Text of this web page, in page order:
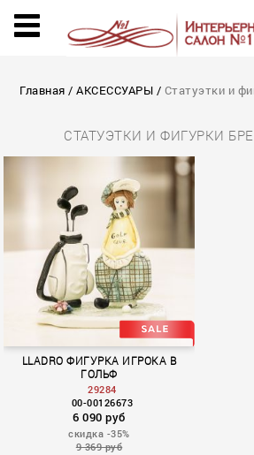
Главная /АКСЕССУАРЫ / Статуэтки и
СТАТУЭТКИ И ФИГУРКИ
LLADRO ФИГУРКА ИГРОКА В
ГОЛЬФ
29284
00-00126673
6 090 руб
скидка -35%
9 369 руб